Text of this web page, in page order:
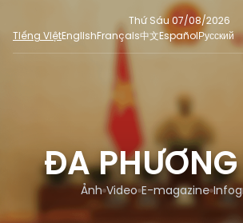
Thứ Sáu 07/08/2026
Tiếng ViệtEnglishFrançais中文EspañolРусский
TIN TỨC - SỰ KIỆN
Phỏng vấn - Nhận định
Ý kiến cử tri
Người đại biểu nhân dân
ĐA PHƯƠNG TIỆN
Ảnh
DÀNH CHO BÁO CHÍ
ĐA PHƯƠNG
Ảnh Video E-magazine